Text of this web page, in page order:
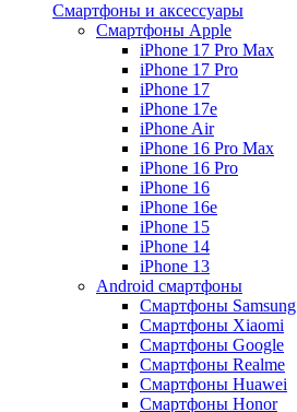
Смартфоны и аксессуары
Смартфоны Apple
iPhone 17 Pro Max
iPhone 17 Pro
iPhone 17
iPhone 17e
iPhone Air
iPhone 16 Pro Max
iPhone 16 Pro
iPhone 16
iPhone 16e
iPhone 15
iPhone 14
iPhone 13
Android cмартфоны
Смартфоны Samsung
Смартфоны Xiaomi
Смартфоны Google
Смартфоны Realme
Смартфоны Huawei
Смартфоны Honor